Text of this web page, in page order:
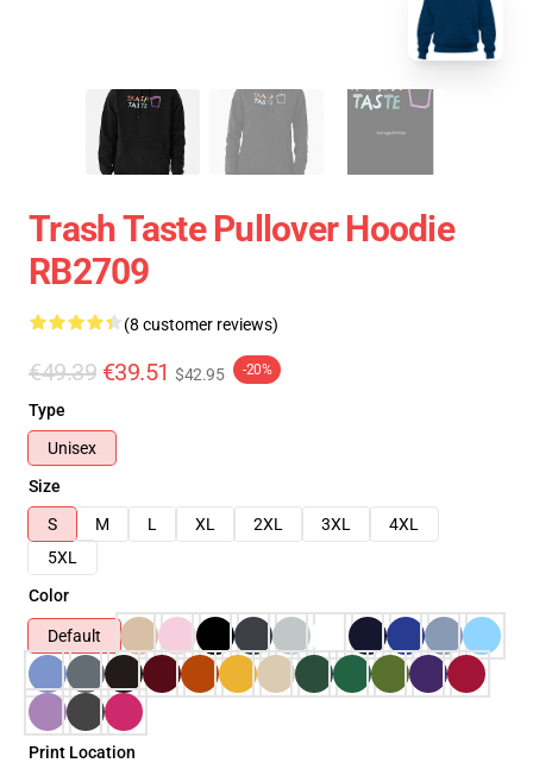
Trash Taste Pullover Hoodie
RB2709
(8 customer reviews)
€49.39 €39.51 $42.95 -20%
Type
Unisex
Size
S
M L XL 2XL 3XL
4XL
5XL
Color
Default
Print Location